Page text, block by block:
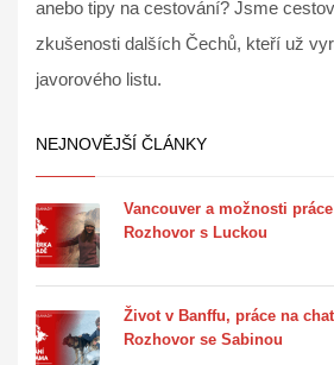
anebo tipy na cestování? Jsme
zkušenosti dalších Čechů, kteří už
javorového listu.
NEJNOVĚJŠÍ ČLÁNKY
Vancouver a možnosti
Rozhovor s Luckou
Život v Banffu, práce na
Rozhovor se Sabinou